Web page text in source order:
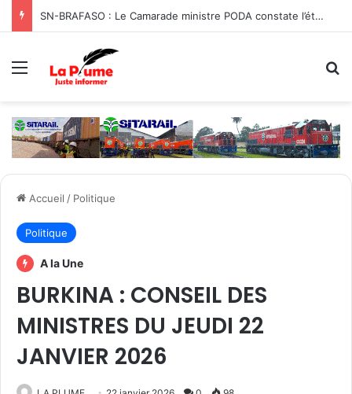
SN-BRAFASO : Le Camarade ministre PODA constate l’état des travaux du canal d’évacuation des eaux
Menu
Accueil / Politique
Politique
A la Une
BURKINA : CONSEIL DES
MINISTRES DU JEUDI 22
JANVIER 2026